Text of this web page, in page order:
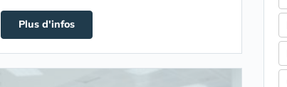
Plus d'infos